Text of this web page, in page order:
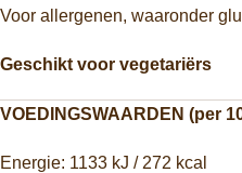
Voor allergenen, waaronder
Geschikt voor vegetariërs
VOEDINGSWAARDEN (per
Energie: 1133 kJ / 272 kcal